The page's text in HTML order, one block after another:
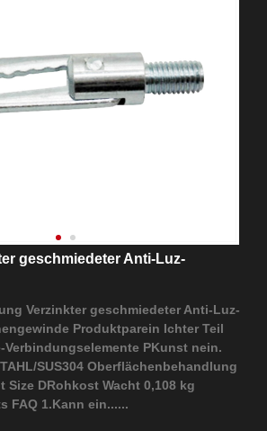
geschmiedeter Anti-Luz-
Verzinkter geschmiedeter Anti-Luz-
Produktparein Ichter Teil
PKunst nein.
SUS304 Oberflächenbehandlung
Size DRohkost Wacht 0,108 kg
FAQ 1.Kann ein......